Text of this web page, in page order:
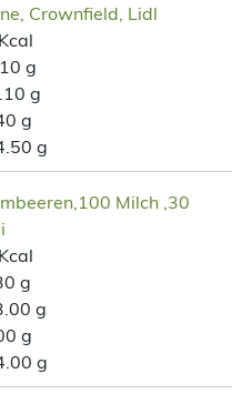
Crownfield, Lidl
g
g
g
g
Milch ,30
g
g
g
g